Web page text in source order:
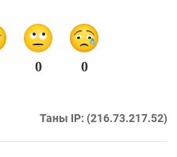
0 0
Таны IP: (216.73.217.52)